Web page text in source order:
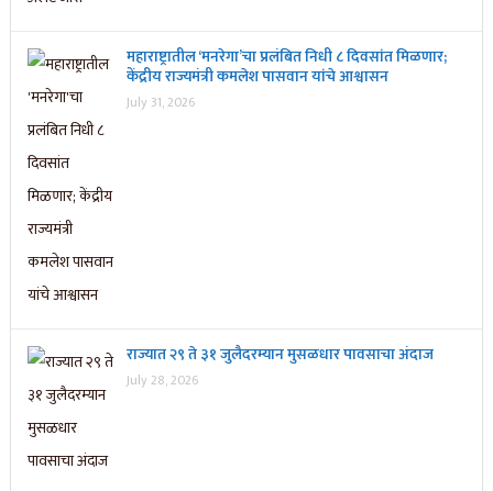
महाराष्ट्रातील ‘मनरेगा’चा प्रलंबित निधी ८ दिवसांत मिळणार;
केंद्रीय राज्यमंत्री कमलेश पासवान यांचे आश्वासन
July 31, 2026
राज्यात २९ ते ३१ जुलैदरम्यान मुसळधार पावसाचा अंदाज
July 28, 2026